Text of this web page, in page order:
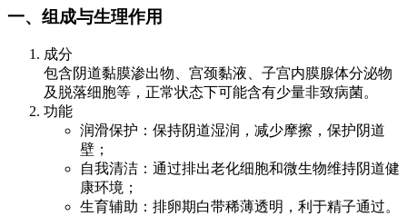
一、组成与生理作用
成分
包含阴道黏膜渗出物、宫颈黏液、子宫内膜腺体分泌物
及脱落细胞等，正常状态下可能含有少量非致病菌。
功能
润滑保护：保持阴道湿润，减少摩擦，保护阴道
壁；
自我清洁：通过排出老化细胞和微生物维持阴道健
康环境；
生育辅助：排卵期白带稀薄透明，利于精子通过。